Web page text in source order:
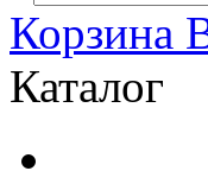
Корзина
Каталог